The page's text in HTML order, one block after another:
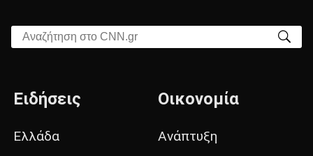
Αναζήτηση στο CNN.gr
Ειδήσεις
Ελλάδα
Οικονομία
Ανάπτυξη